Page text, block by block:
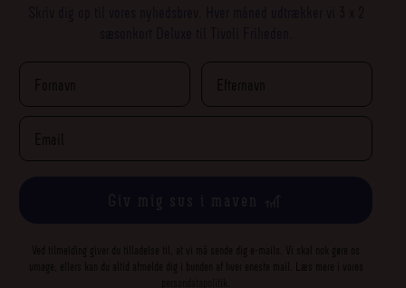
Ved tilmelding giver du tilladelse til, at vi må sende dig e-mails. Vi skal nok gøre os
umage, ellers kan du altid afmelde dig i bunden af hver eneste mail. Læs mere i vores